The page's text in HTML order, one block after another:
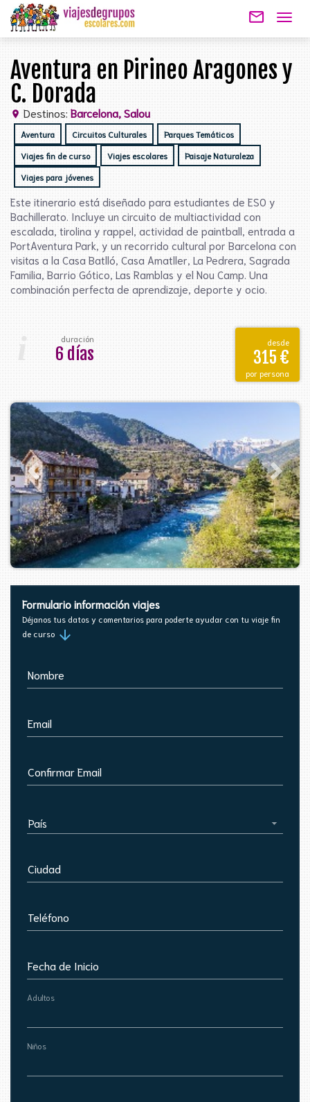
mail_outline
Aventura en Pirineo Aragones y
C. Dorada
location_on Destinos: Barcelona, Salou
Aventura Circuitos Culturales Parques Temáticos
Viajes fin de curso Viajes escolares Paisaje Naturaleza
Viajes para jóvenes
Este itinerario está diseñado para estudiantes de ESO y
Bachillerato. Incluye un circuito de multiactividad con
escalada, tirolina y rappel, actividad de paintball, entrada a
PortAventura Park, y un recorrido cultural por Barcelona con
visitas a la Casa Batlló, Casa Amatller, La Pedrera, Sagrada
Familia, Barrio Gótico, Las Ramblas y el Nou Camp. Una
combinación perfecta de aprendizaje, deporte y ocio.
duración
6 días
desde
315 €
por persona
Formulario información viajes
Déjanos tus datos y comentarios para poderte ayudar con tu viaje fin
de curso arrow_downward
Nombre
Email
Confirmar Email
País
Ciudad
Teléfono
Fecha de Inicio
Adultos
Niños